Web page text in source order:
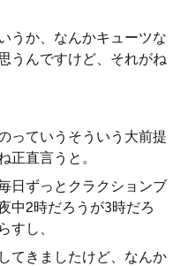
うか、なんかキューツな
うんですけど、それがね
っていうそういう大前提
正直言うと。
日ずっとクラクションブ
中2時だろうが3時だろ
すし、
てきましたけど、なんか